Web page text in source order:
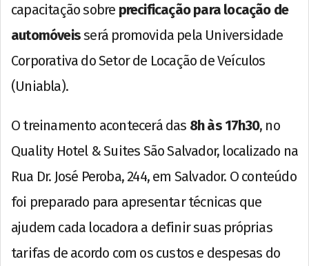
capacitação sobre precificação para locação de
automóveisserá promovida pela Universidade
Corporativa do Setor de Locação de Veículos
(Uniabla).
O treinamento acontecerá das 8h às 17h30, no
Quality Hotel & Suites São Salvador, localizado na
Rua Dr. José Peroba, 244, em Salvador. O conteúdo
foi preparado para apresentar técnicas que
ajudem cada locadora a definir suas próprias
tarifas de acordo com os custos e despesas do